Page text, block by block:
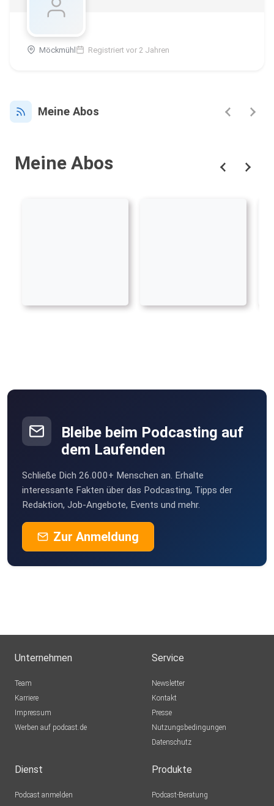
Möckmühl Registriert vor 2 Jahren
Meine Abos
Meine Abos
Bleibe beim Podcasting auf
dem Laufenden
Schließe Dich 26.000+ Menschen an. Erhalte
interessante Fakten über das Podcasting, Tipps der
Redaktion, Job-Angebote, Events und mehr.
Zur Anmeldung
Unternehmen
Team
Karriere
Impressum
Werben auf podcast.de
Service
Newsletter
Kontakt
Presse
Nutzungsbedingungen
Datenschutz
Dienst
Podcast anmelden
Produkte
Podcast-Beratung